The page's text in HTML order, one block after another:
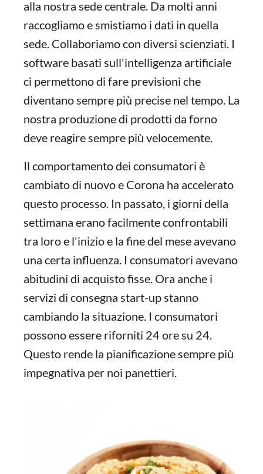
alla nostra sede centrale. Da molti anni
raccogliamo e smistiamo i dati in quella
sede. Collaboriamo con diversi scienziati. I
software basati sull'intelligenza artificiale
ci permettono di fare previsioni che
diventano sempre più precise nel tempo. La
nostra produzione di prodotti da forno
deve reagire sempre più velocemente.
Il comportamento dei consumatori è
cambiato di nuovo e Corona ha accelerato
questo processo. In passato, i giorni della
settimana erano facilmente confrontabili
tra loro e l'inizio e la fine del mese avevano
una certa influenza. I consumatori avevano
abitudini di acquisto fisse. Ora anche i
servizi di consegna start-up stanno
cambiando la situazione. I consumatori
possono essere riforniti 24 ore su 24.
Questo rende la pianificazione sempre più
impegnativa per noi panettieri.